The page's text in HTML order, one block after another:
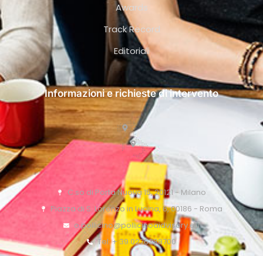
Awards
Track Record
Editoriali
Informazioni e richieste di intervento
C.so di Porta Nuova 15, 20121 - Milano
Piazza di S. Lorenzo in Lucina, 6, 00186 - Roma
o.pollicino@pollicinoaidvisory.eu
Tel: + 39 0276388700